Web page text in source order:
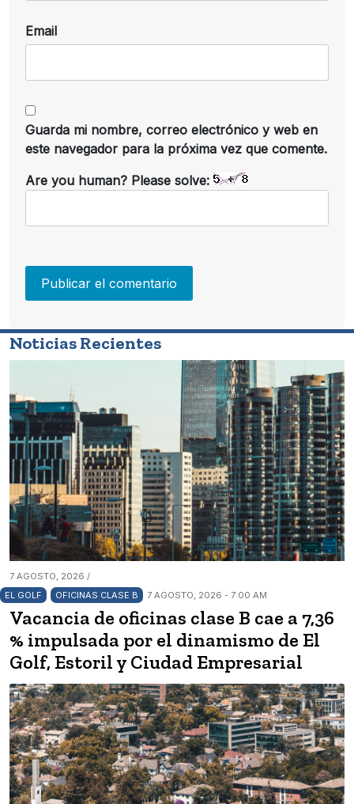
Email
Guarda mi nombre, correo electrónico y web en
este navegador para la próxima vez que comente.
Are you human? Please solve:
Noticias Recientes
7 AGOSTO, 2026 /
EL GOLF
OFICINAS CLASE B 7 AGOSTO, 2026 - 7:00 AM
Vacancia de oficinas clase B cae a 7,36
% impulsada por el dinamismo de El
Golf, Estoril y Ciudad Empresarial